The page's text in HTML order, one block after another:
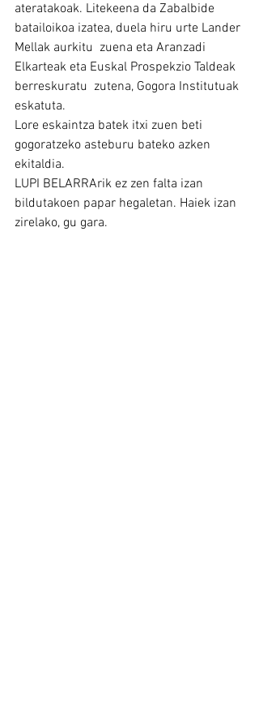
ateratakoak. Litekeena da Zabalbide
batailoikoa izatea, duela hiru urte Lander
Mellak aurkitu  zuena eta Aranzadi
Elkarteak eta Euskal Prospekzio Taldeak
berreskuratu  zutena, Gogora Institutuak
eskatuta.
Lore eskaintza batek itxi zuen beti
gogoratzeko asteburu bateko azken
ekitaldia.
LUPI BELARRArik ez zen falta izan
bildutakoen papar hegaletan. Haiek izan
zirelako, gu gara.